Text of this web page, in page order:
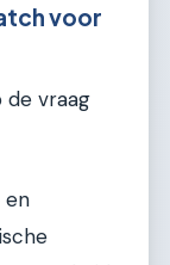
voor
de vraag
en